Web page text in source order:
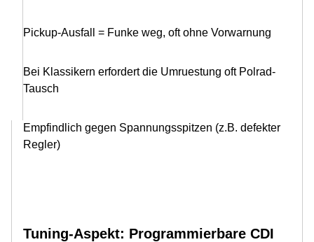
Pickup-Ausfall = Funke weg, oft ohne Vorwarnung
Bei Klassikern erfordert die Umruestung oft Polrad-
Tausch
Empfindlich gegen Spannungsspitzen (z.B. defekter
Regler)
Tuning-Aspekt: Programmierbare CDI